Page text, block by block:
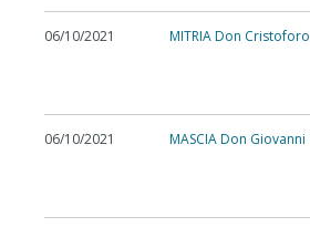
06/10/2021 MITRIA Don Cristoforo
06/10/2021 MASCIA Don Giovanni